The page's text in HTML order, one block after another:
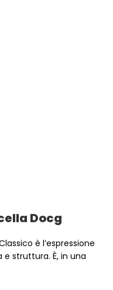
Docg
è l’espressione
e struttura. È, in una